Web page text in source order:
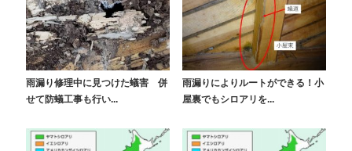
雨漏り修理中に見つけた蟻害 併
せて防蟻工事も行い...
雨漏りによりルートができる！小
屋裏でもシロアリを...